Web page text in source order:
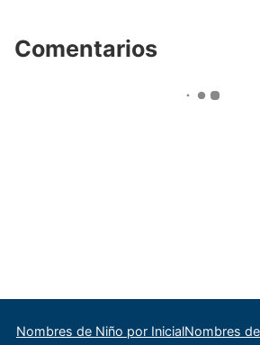
Comentarios
Nombres de Niño por InicialNombres